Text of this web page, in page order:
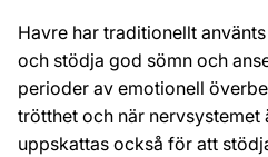
Havre har traditionellt
och stödja god sömn och
perioder av emotionell
trötthet och när nervsystemet
uppskattas också för att